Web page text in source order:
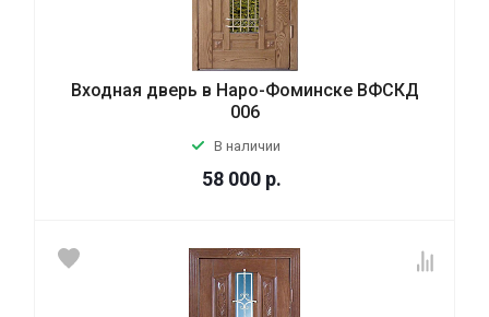
Входная дверь в Наро-Фоминске ВФСКД
006
В наличии
58 000 р.